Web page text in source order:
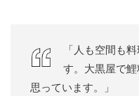
「人も空間も
す。大黒屋で
思っています。」